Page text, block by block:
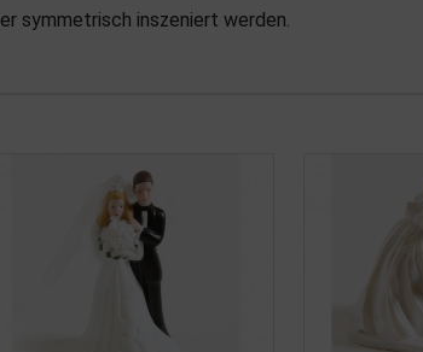
symmetrisch inszeniert werden.